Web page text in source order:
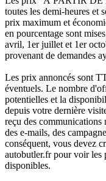
toutes les demi-heures et
prix maximum et
en pourcentage sont
avril, 1er juillet et 1er
provenant de demandes
Les prix annoncés sont
éventuels. Le nombre
potentielles et la
depuis votre dernière
reçu des communications
des e-mails, des
conséquent, vous devez
autobutler.fr pour voir les
disponibles.